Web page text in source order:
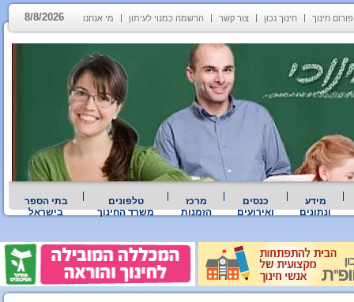
פורום חינוך חינוך נכון צור קשר הרשמה כמנוי לעיתון מי אנחנו 8/8/2026
מידע
ונתונים
כנסים
ואירועים
מרכז
הזמנות
טלפונים
משרד החינוך
בתי הספר
בישראל